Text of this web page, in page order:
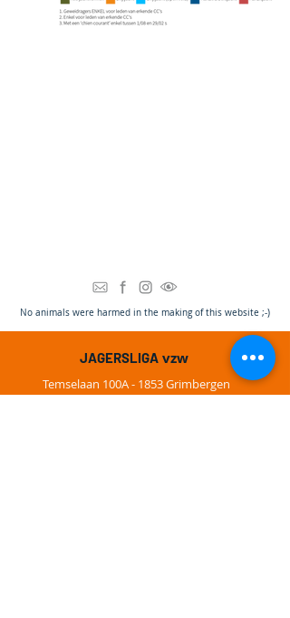
No animals were harmed in the making of this website ;-)
JAGERSLIGA vzw
Temselaan 100A - 1853 Grimbergen